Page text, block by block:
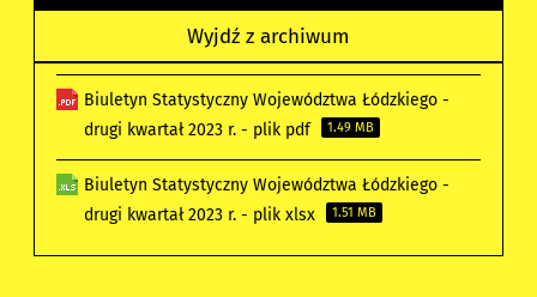
Wyjdź z archiwum
Biuletyn Statystyczny Województwa Łódzkiego -
drugi kwartał 2023 r. - plik pdf
1.49 MB
Biuletyn Statystyczny Województwa Łódzkiego -
drugi kwartał 2023 r. - plik xlsx
1.51 MB